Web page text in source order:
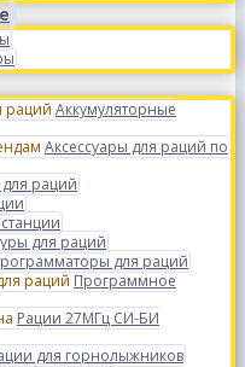
Аккумуляторные
Аксессуары для раций по
раций
для раций
для раций
Программное
Рации 27МГц СИ-БИ
для горнолыжников